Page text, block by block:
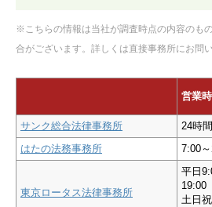
※こちらの情報は当社が調査時点の内容のも
合がございます。詳しくは直接事務所にお問
営業
サンク総合法律事務所
24時
はたの法務事務所
7:00
東京ロータス法律事務所
平日
19:00
土日